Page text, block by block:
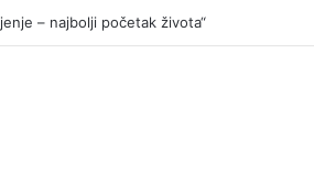
– najbolji početak života“